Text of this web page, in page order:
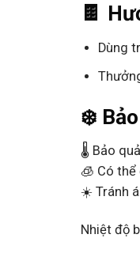
🍫
Dùng
❄️
🌡️ Bảo
🧊 Có
☀️ Tránh
Nhiệt độ